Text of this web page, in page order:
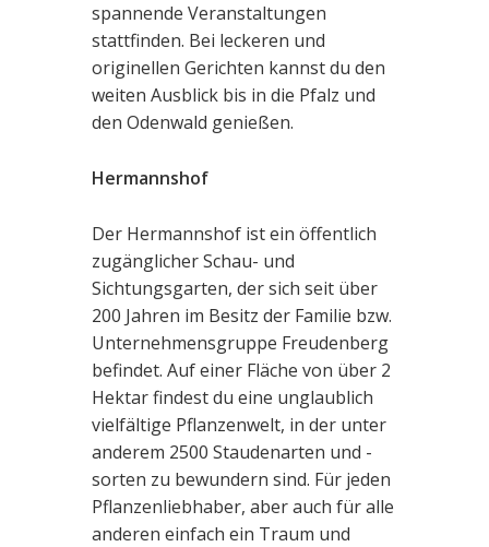
spannende Veranstaltungen
stattfinden. Bei leckeren und
originellen Gerichten kannst du den
weiten Ausblick bis in die Pfalz und
den Odenwald genießen.
Hermannshof
Der Hermannshof ist ein öffentlich
zugänglicher Schau- und
Sichtungsgarten, der sich seit über
200 Jahren im Besitz der Familie bzw.
Unternehmensgruppe Freudenberg
befindet. Auf einer Fläche von über 2
Hektar findest du eine unglaublich
vielfältige Pflanzenwelt, in der unter
anderem 2500 Staudenarten und -
sorten zu bewundern sind. Für jeden
Pflanzenliebhaber, aber auch für alle
anderen einfach ein Traum und